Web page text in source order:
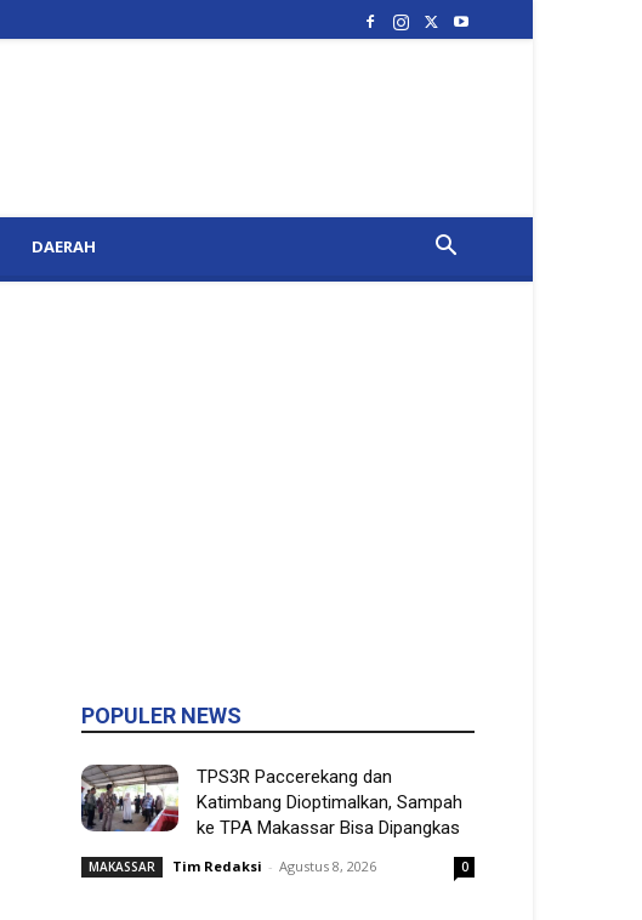
DAERAH
POPULER NEWS
TPS3R Paccerekang dan
Katimbang Dioptimalkan, Sampah
ke TPA Makassar Bisa Dipangkas
MAKASSAR Tim Redaksi - Agustus 8, 2026 0